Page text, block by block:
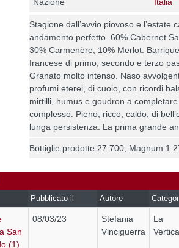
Stagione dall’avvio piovoso e l’estate
andamento perfetto. 60% Cabernet
30% Carmenère, 10% Merlot.
francese di primo, secondo e terzo
Granato molto intenso. Naso
profumi eterei, di cuoio, con ricordi
mirtilli, humus e goudron a
complesso. Pieno, ricco, caldo, di
lunga persistenza. La prima grande
Bottiglie prodotte 27.700, Magnum
Pubblicato il Autore
San
(1)
08/03/23
Stefania
Vinciguerra
La